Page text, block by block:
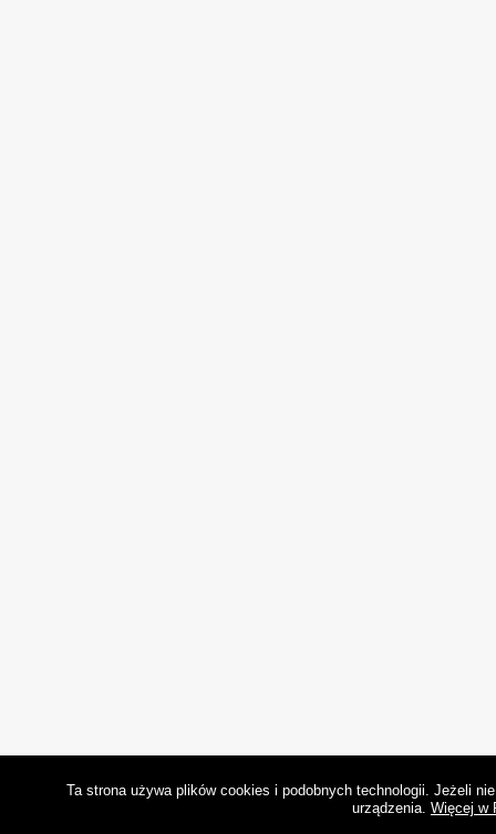
Ta strona używa plików cookies i podobnych technologii. Jeżeli
urządzenia. Więcej w